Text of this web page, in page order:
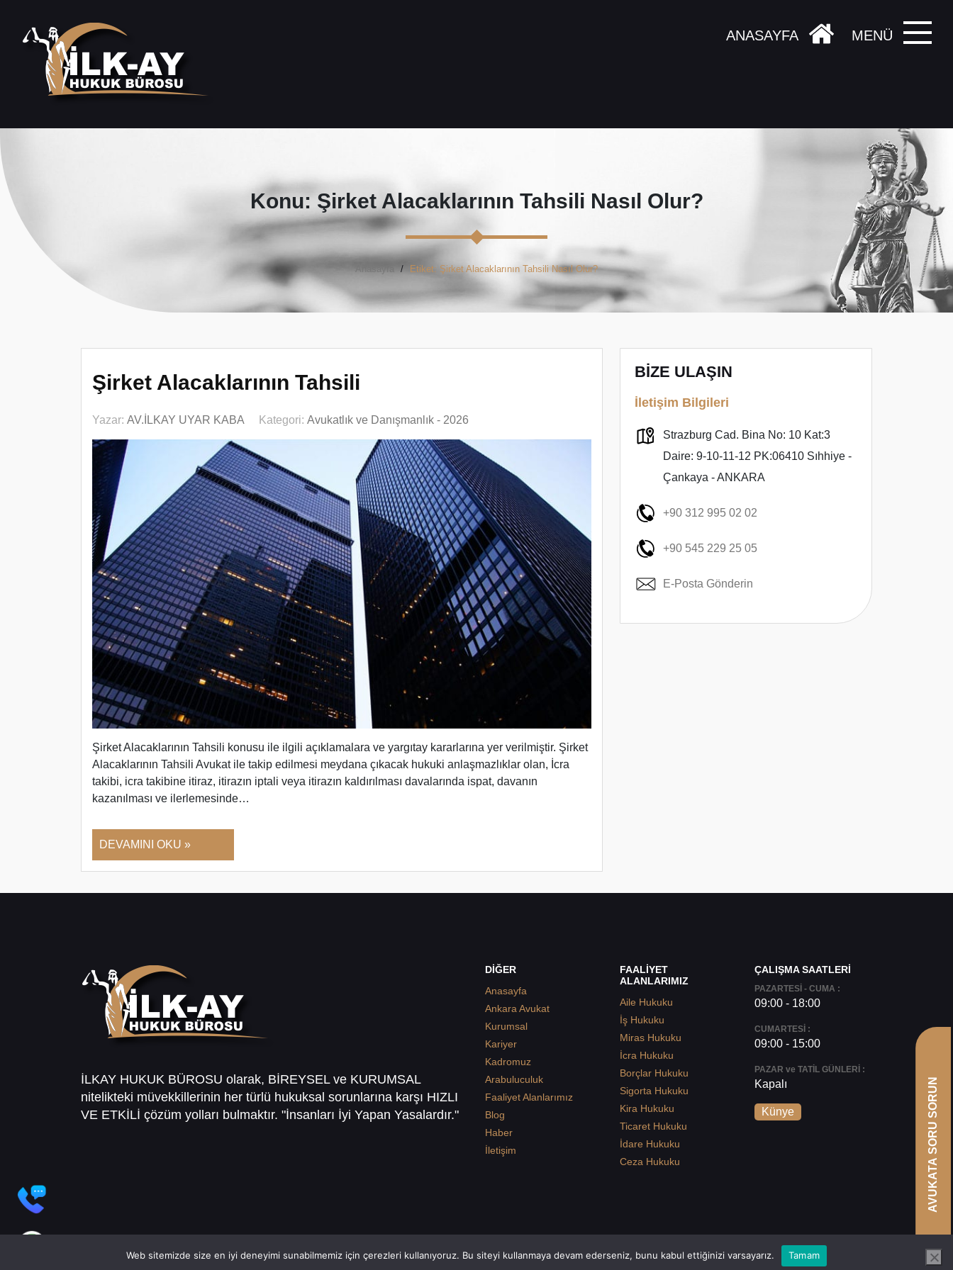
MENÜ
ANASAYFA
Konu: Şirket Alacaklarının Tahsili Nasıl Olur?
Anasayfa Etiket: Şirket Alacaklarının Tahsili Nasıl Olur?
Şirket Alacaklarının Tahsili
Yazar: AV.İLKAY UYAR KABA Kategori: Avukatlık ve Danışmanlık - 2026
Şirket Alacaklarının Tahsili konusu ile ilgili açıklamalara ve yargıtay kararlarına yer verilmiştir. Şirket
Alacaklarının Tahsili Avukat ile takip edilmesi meydana çıkacak hukuki anlaşmazlıklar olan, İcra
takibi, icra takibine itiraz, itirazın iptali veya itirazın kaldırılması davalarında ispat, davanın
kazanılması ve ilerlemesinde…
DEVAMINI OKU »
BİZE ULAŞIN
İletişim Bilgileri
Strazburg Cad. Bina No: 10 Kat:3
Daire: 9-10-11-12 PK:06410 Sıhhiye -
Çankaya - ANKARA
+90 312 995 02 02
+90 545 229 25 05
E-Posta Gönderin
İLKAY HUKUK BÜROSU olarak, BİREYSEL ve KURUMSAL
nitelikteki müvekkillerinin her türlü hukuksal sorunlarına karşı HIZLI
VE ETKİLİ çözüm yolları bulmaktır. "İnsanları İyi Yapan Yasalardır."
DİĞER
Anasayfa
Ankara Avukat
Kurumsal
Kariyer
Kadromuz
Arabuluculuk
Faaliyet Alanlarımız
Blog
Haber
İletişim
FAALİYET
ALANLARIMIZ
Aile Hukuku
İş Hukuku
Miras Hukuku
İcra Hukuku
Borçlar Hukuku
Sigorta Hukuku
Kira Hukuku
Ticaret Hukuku
İdare Hukuku
Ceza Hukuku
ÇALIŞMA SAATLERİ
PAZARTESİ - CUMA :
09:00 - 18:00
CUMARTESİ :
09:00 - 15:00
PAZAR ve TATİL GÜNLERİ :
Kapalı
Künye
Web sitemizde size en iyi deneyimi sunabilmemiz için çerezleri kullanıyoruz. Bu siteyi kullanmaya devam ederseniz, bunu kabul ettiğinizi varsayarız. Tamam
AVUKATA SORU SORUN